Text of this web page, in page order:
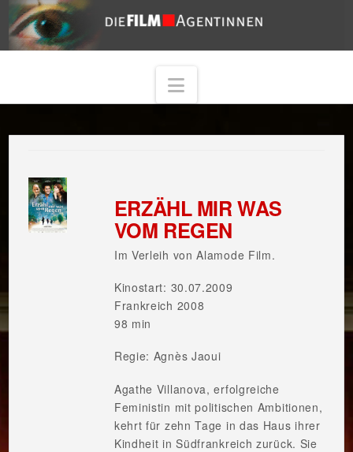
Navigation
ERZÄHL MIR WAS
VOM REGEN
Im Verleih von Alamode Film.
Kinostart: 30.07.2009
Frankreich 2008
98 min
Regie: Agnès Jaoui
Agathe Villanova, erfolgreiche
Feministin mit politischen Ambitionen,
kehrt für zehn Tage in das Haus ihrer
Kindheit in Südfrankreich zurück. Sie